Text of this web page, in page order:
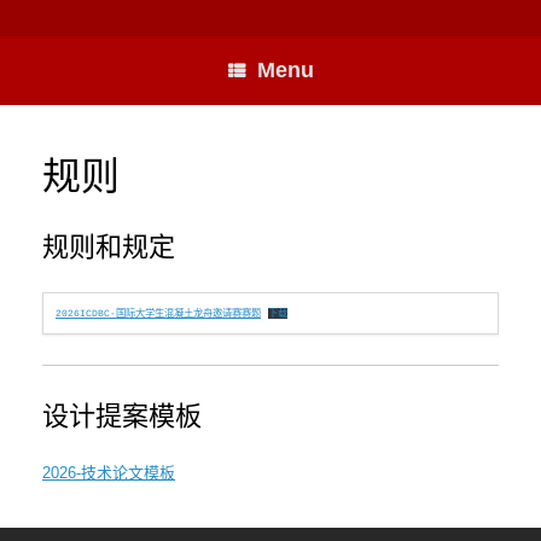
Menu
规则
规则和规定
2026ICDBC-国际大学生混凝土龙舟邀请赛赛题 下载
设计提案模板
2026-技术论文模板